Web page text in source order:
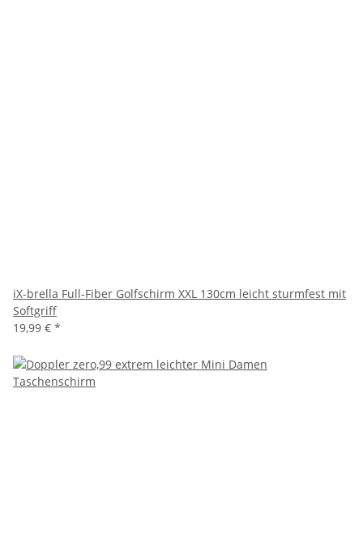
iX-brella Full-Fiber Golfschirm XXL 130cm leicht sturmfest mit
Softgriff
19,99 € *